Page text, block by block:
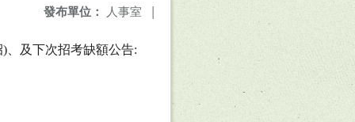
發布單位： 人事室 |
) 、及下次招考缺額公告: